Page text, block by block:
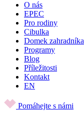
O nás
EPEC
Pro rodiny
Cibulka
Domek zahradníka
Programy
Blog
Příležitosti
Kontakt
EN
Pomáhejte s námi